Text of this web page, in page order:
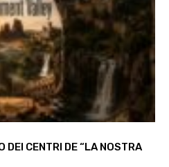
DEI CENTRI DE “LA NOSTRA